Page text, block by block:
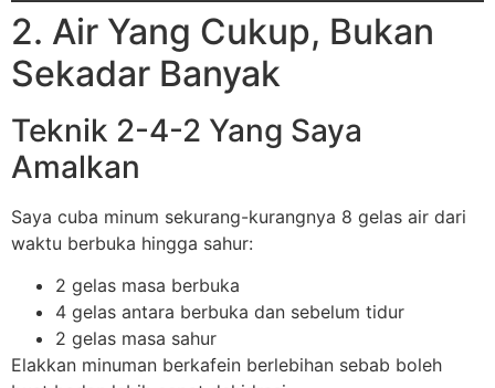
2. Air Yang Cukup, Bukan
Sekadar Banyak
Teknik 2-4-2 Yang Saya
Amalkan
Saya cuba minum sekurang-kurangnya 8 gelas air dari
waktu berbuka hingga sahur:
2 gelas masa berbuka
4 gelas antara berbuka dan sebelum tidur
2 gelas masa sahur
Elakkan minuman berkafein berlebihan sebab boleh